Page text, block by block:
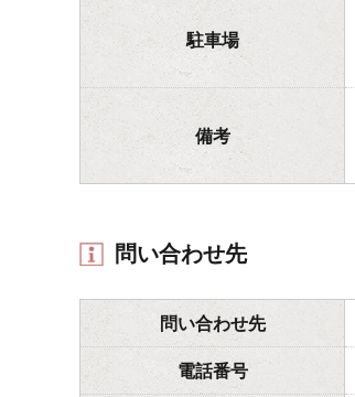
駐車場
備考
問い合わせ先
問い合わせ先
電話番号